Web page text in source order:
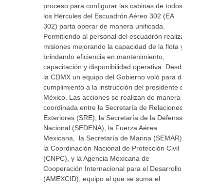
proceso para configurar las cabinas de todos
los Hércules del Escuadrón Aéreo 302 (EA
302) parta operar de manera unificada.
Permitiendo al personal del escuadrón realizar
misiones mejorando la capacidad de la flota y
brindando eficiencia en mantenimiento,
capacitación y disponibilidad operativa. Desde
la CDMX un equipo del Gobierno voló para dar
cumplimiento a la instrucción del presidente de
México. Las acciones se realizan de manera
coordinada entre la Secretaría de Relaciones
Exteriores (SRE), la Secretaría de la Defensa
Nacional (SEDENA), la Fuerza Aérea
Mexicana, la Secretaría de Marina (SEMAR),
la Coordinación Nacional de Protección Civil
(CNPC), y la Agencia Mexicana de
Cooperación Internacional para el Desarrollo
(AMEXCID), equipo al que se suma el